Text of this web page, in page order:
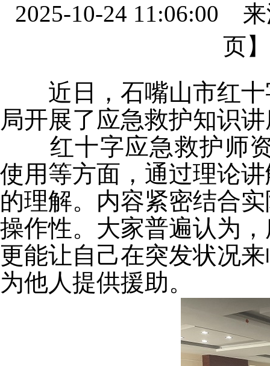
2025-10-24 11:06:00
页
近日
，石嘴山市红
局开展了应急救护知识
红十字应急救护师
使用等方面，通过理论
的理解。内容紧密结合
操作性。大家普遍认为
更能让自己在突发状况
为他人提供援助。